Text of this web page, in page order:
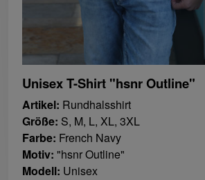
Unisex T-Shirt "hsnr Outline"
Artikel: Rundhalsshirt
Größe: S, M, L, XL, 3XL
Farbe: French Navy
Motiv: "hsnr Outline"
Modell: Unisex